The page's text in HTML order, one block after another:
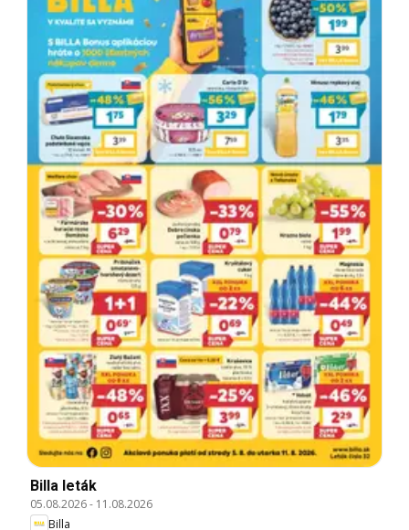
Billa leták
05.08.2026- 11.08.2026
Billa